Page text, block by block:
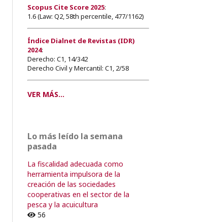
Scopus Cite Score 2025:
1.6 (Law: Q2, 58th percentile, 477/1162)
Índice Dialnet de Revistas (IDR)
2024:
Derecho: C1, 14/342
Derecho Civil y Mercantil: C1, 2/58
VER MÁS...
Lo más leído la semana
pasada
La fiscalidad adecuada como
herramienta impulsora de la
creación de las sociedades
cooperativas en el sector de la
pesca y la acuicultura
56